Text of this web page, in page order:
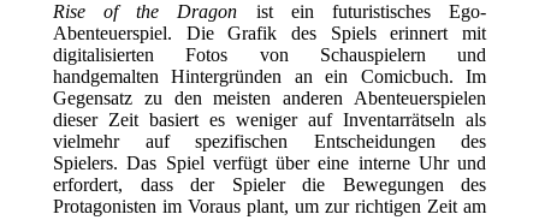
Rise of the Dragon ist ein futuristisches Ego-
Abenteuerspiel. Die Grafik des Spiels erinnert mit
digitalisierten Fotos von Schauspielern und
handgemalten Hintergründen an ein Comicbuch. Im
Gegensatz zu den meisten anderen Abenteuerspielen
dieser Zeit basiert es weniger auf Inventarrätseln als
vielmehr auf spezifischen Entscheidungen des
Spielers. Das Spiel verfügt über eine interne Uhr und
erfordert, dass der Spieler die Bewegungen des
Protagonisten im Voraus plant, um zur richtigen Zeit am